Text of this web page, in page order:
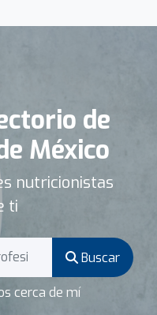
de
México
nutricionistas
ti
Buscar
cerca de mí